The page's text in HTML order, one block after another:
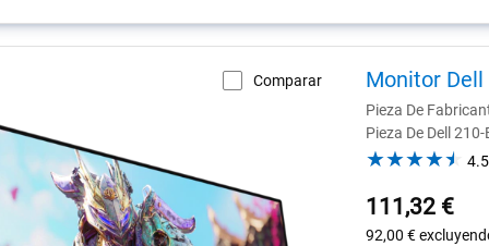
Comparar Monitor Dell
Pieza De
Pieza De Dell 210-
4.5
111,32 €
92,00 €